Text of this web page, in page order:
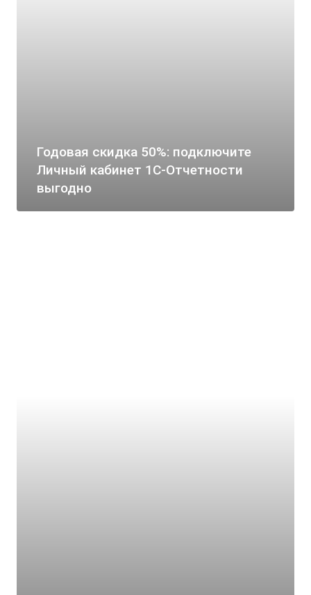
Годовая скидка 50%: подключите
Личный кабинет 1С-Отчетности
выгодно